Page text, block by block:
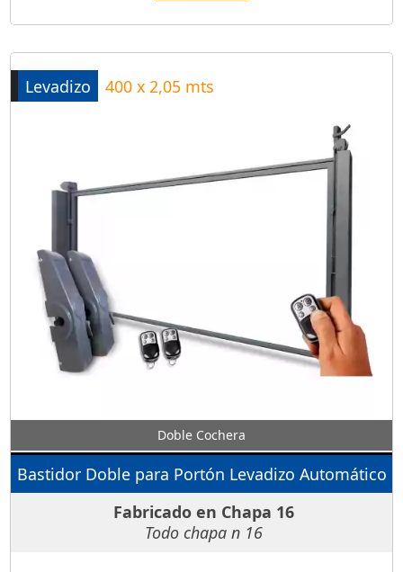
Doble Cochera
Bastidor Doble para Portón Levadizo Automático
Fabricado en Chapa 16
Todo chapa n 16
Levadizo 400 x 2,05 mts